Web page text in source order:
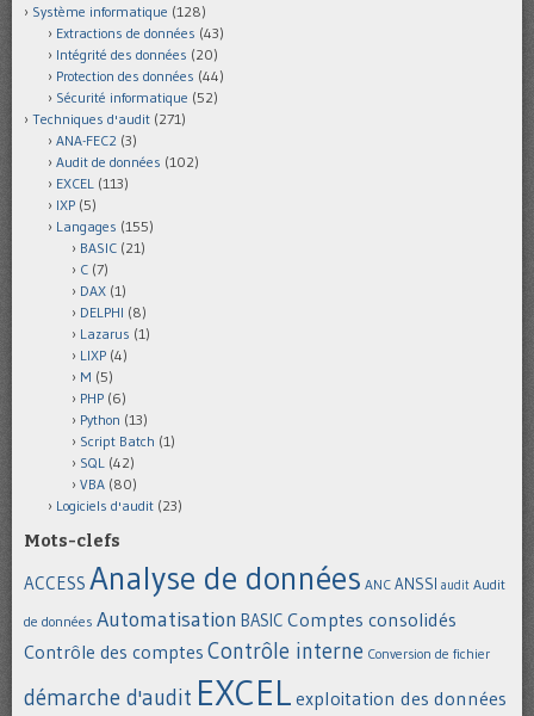
Système informatique (128)
Extractions de données (43)
Intégrité des données (20)
Protection des données (44)
Sécurité informatique (52)
Techniques d'audit (271)
ANA-FEC2 (3)
Audit de données (102)
EXCEL (113)
IXP (5)
Langages (155)
BASIC (21)
C (7)
DAX (1)
DELPHI (8)
Lazarus (1)
LIXP (4)
M (5)
PHP (6)
Python (13)
Script Batch (1)
SQL (42)
VBA (80)
Logiciels d'audit (23)
Mots-clefs
ACCESS Analyse de données ANC ANSSI audit Audit
de données Automatisation BASIC Comptes consolidés
Contrôle des comptes Contrôle interne Conversion de fichier
démarche d'audit EXCEL exploitation des données